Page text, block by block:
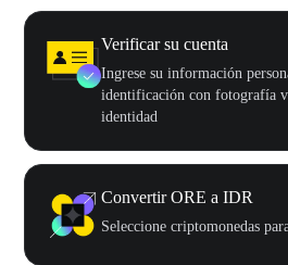
Verificar su cuenta
Ingrese su información
identificación con fotografía
identidad
Convertir ORE a IDR
Seleccione criptomonedas